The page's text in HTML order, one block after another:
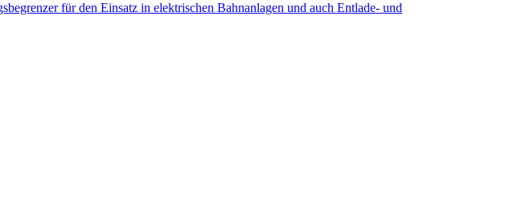
für den Einsatz in elektrischen Bahnanlagen und auch Entlade- und